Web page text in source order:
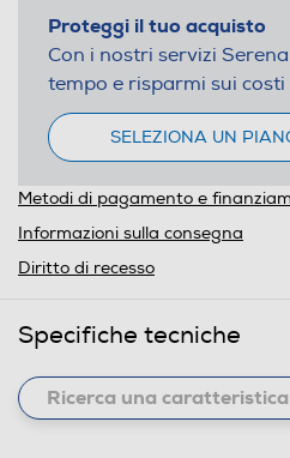
Proteggi il tuo acquisto
Con i nostri servizi
tempo e risparmi sui
SELEZIONA UN
Metodi di pagamento e
Informazioni sulla consegna
Diritto di recesso
Specifiche tecniche